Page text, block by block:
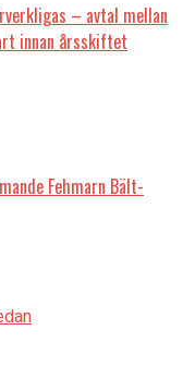
– avtal mellan
innan årsskiftet
Fehmarn Bält-